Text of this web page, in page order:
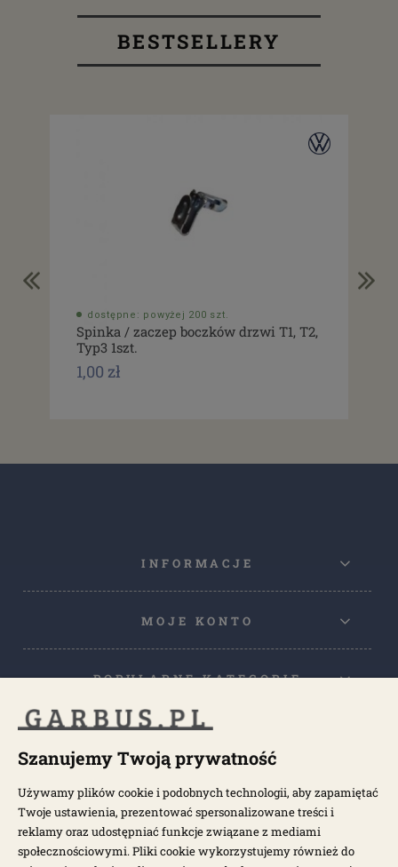
BESTSELLERY
dostępne: powyżej 200 szt.
Spinka / zaczep boczków drzwi T1, T2,
Typ3 1szt.
1,00 zł
INFORMACJE
MOJE KONTO
POPULARNE KATEGORIE
NEWSLETTER
Otrzymuj najnowsze wiadomości i oferty bezpośrednio na swoją
Szanujemy Twoją prywatność
Używamy plików cookie i podobnych technologii, aby zapamiętać
Twoje ustawienia, prezentować spersonalizowane treści i
reklamy oraz udostępniać funkcje związane z mediami
społecznościowymi. Pliki cookie wykorzystujemy również do